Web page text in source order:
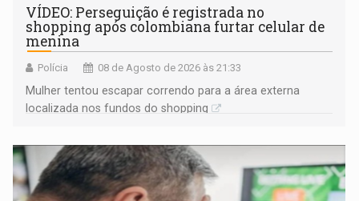
VÍDEO: Perseguição é registrada no
shopping após colombiana furtar celular de
menina
Polícia 08 de Agosto de 2026 às 21:33
Mulher tentou escapar correndo para a área externa
localizada nos fundos do shopping